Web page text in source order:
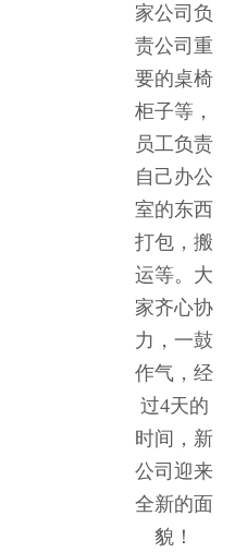
家公司负
责公司重
要的桌椅
柜子等，
员工负责
自己办公
室的东西
打包，搬
运等。大
家齐心协
力，一鼓
作气，经
过4天的
时间，新
公司迎来
全新的面
貌！